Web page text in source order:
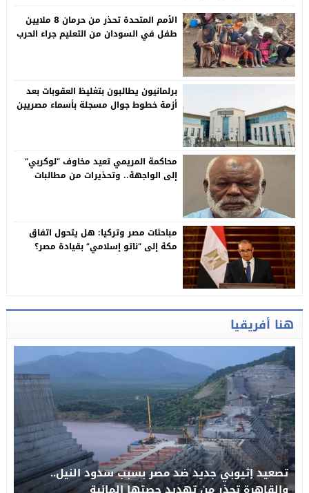
الأمم المتحدة تحذر من حرمان 8 ملايين
طفل في السودان من التعليم جراء الحرب
برلمانيون يطالبون بتغليظ العقوبات بعد
أزمة خطوط جوال مسجلة بأسماء مصريين
محاكمة المريمي تعيد مخاوف “لوكربي”
إلى الواجهة.. وتحذيرات من مطالبات
مباحثات مصر وتركيا: هل يتحول اتفاق
مكة إلى “ناتو إسلامي” بقيادة مصر؟
هنا أفريقيا
تصعيد إثيوبي جديد ضد مصر بسبب سدود النيل..